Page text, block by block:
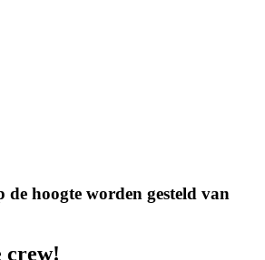
de hoogte worden gesteld van
crew!